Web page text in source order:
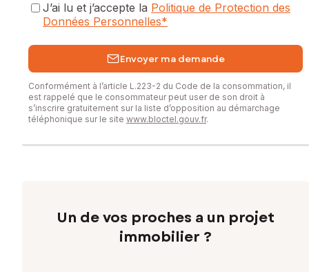
J’ai lu et j’accepte la Politique de Protection des
Données Personnelles*
Envoyer ma demande
Conformément à l’article L.223-2 du Code de la consommation, il
est rappelé que le consommateur peut user de son droit à
s’inscrire gratuitement sur la liste d’opposition au démarchage
téléphonique sur le site www.bloctel.gouv.fr.
Un de vos proches a un projet
immobilier ?